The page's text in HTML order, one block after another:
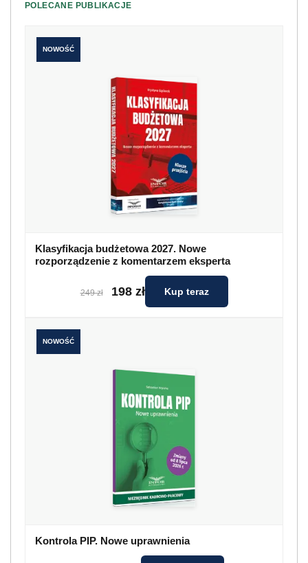
POLECANE PUBLIKACJE
NOWOŚĆ
Klasyfikacja budżetowa 2027. Nowe
rozporządzenie z komentarzem eksperta
249 zł 198 zł Kup teraz
NOWOŚĆ
Kontrola PIP. Nowe uprawnienia